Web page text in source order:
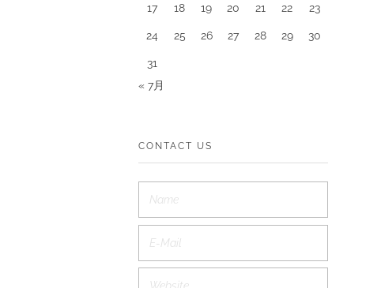
17 18 19 20 21 22 23
24 25 26 27 28 29 30
31
« 7月
CONTACT US